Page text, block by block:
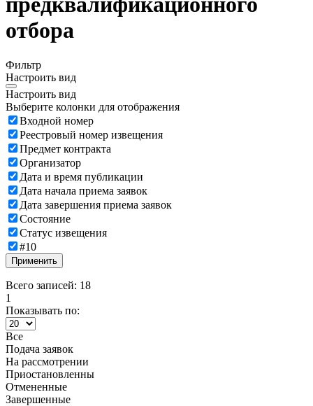
отбора
Фильтр
Настроить вид
Настроить вид
Выберите колонки для отображения
Входной номер
Реестровый номер извещения
Предмет контракта
Организатор
Дата и время публикации
Дата начала приема заявок
Дата завершения приема заявок
Состояние
Статус извещения
#10
Применить
Всего записей: 18
1
Показывать по:
Все
Подача заявок
На рассмотрении
Приостановленны
Отмененные
Завершенные